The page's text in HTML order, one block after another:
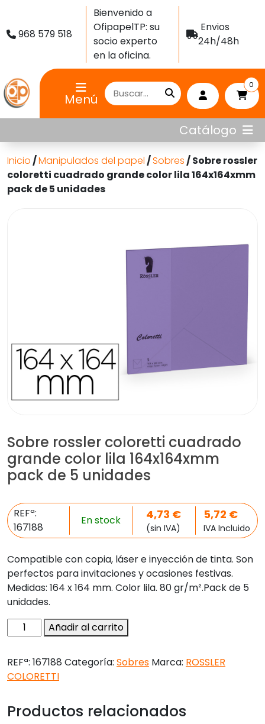
968 579 518
Bienvenido a
OfipapelTP: su
socio experto
en la oficina.
Envios
24h/48h
Menú
0
Catálogo
Inicio/Manipulados del papel/Sobres/ Sobre rossler
coloretti cuadrado grande color lila 164x164xmm
pack de 5 unidades
Sobre rossler coloretti cuadrado
grande color lila 164x164xmm
pack de 5 unidades
REFª:
167188
En stock 4,73 €
(sin IVA)
5,72 €
IVA Incluido
Compatible con copia, láser e inyección de tinta. Son
perfectos para invitaciones y ocasiones festivas.
Medidas: 164 x 164 mm. Color lila. 80 gr/m².Pack de 5
unidades.
Sobre
rossler
cuadrado
grande
lila
Añadir al carrito
REFª: 167188 Categoría: Sobres Marca: ROSSLER
COLORETTI
Productos relacionados